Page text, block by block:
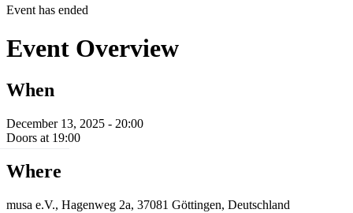
Event has ended
Event Overview
When
December 13, 2025 - 20:00
Doors at 19:00
Where
musa e.V., Hagenweg 2a, 37081 Göttingen, Deutschland